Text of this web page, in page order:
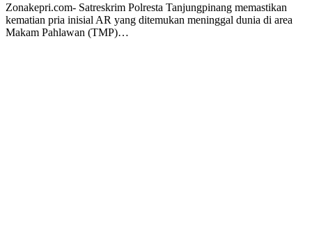
Zonakepri.com- Satreskrim Polresta Tanjungpinang memastikan
kematian pria inisial AR yang ditemukan meninggal dunia di area
Makam Pahlawan (TMP)…